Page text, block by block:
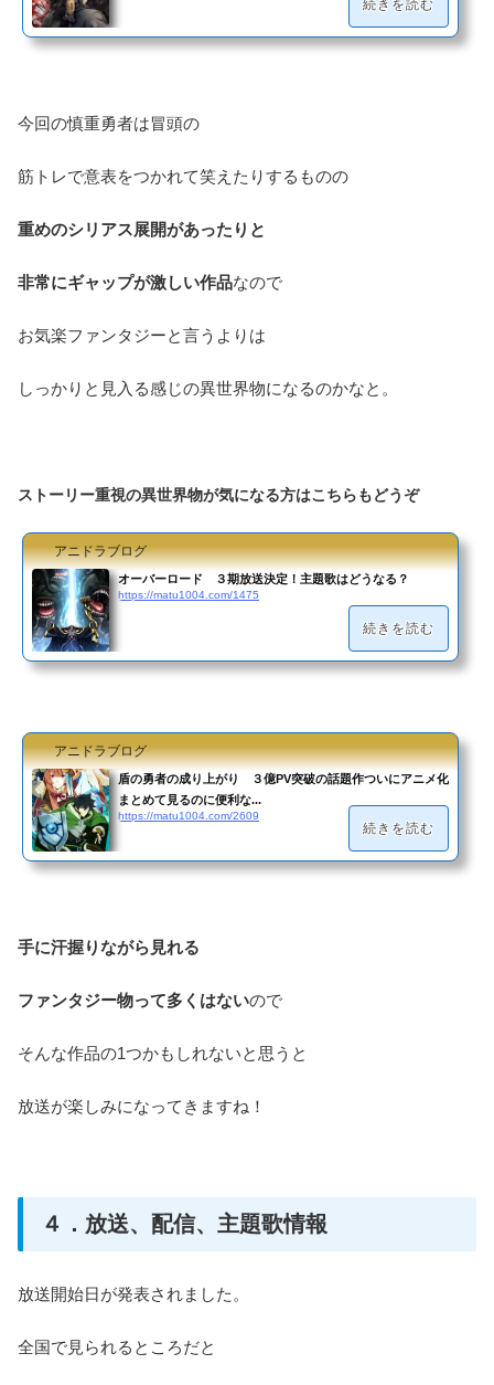
続きを読む
今回の慎重勇者は冒頭の
筋トレで意表をつかれて笑えたりするものの
重めのシリアス展開があったりと
非常にギャップが激しい作品なので
お気楽ファンタジーと言うよりは
しっかりと見入る感じの異世界物になるのかなと。
ストーリー重視の異世界物が気になる方はこちらもどうぞ
アニドラブログ
オーバーロード ３期放送決定！主題歌はどうなる？
https://matu1004.com/1475
続きを読む
アニドラブログ
盾の勇者の成り上がり ３億PV突破の話題作ついにアニメ化
まとめて見るのに便利な...
https://matu1004.com/2609
続きを読む
手に汗握りながら見れる
ファンタジー物って多くはないので
そんな作品の1つかもしれないと思うと
放送が楽しみになってきますね！
４．放送、配信、主題歌情報
放送開始日が発表されました。
全国で見られるところだと